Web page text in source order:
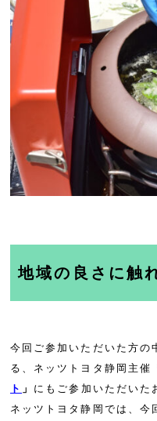
地域の良さに触
今回ご参加いただいた方の
る、ネッツトヨタ静岡主催
ト 」 にもご参加いただいた
ネッツトヨタ静岡では、今